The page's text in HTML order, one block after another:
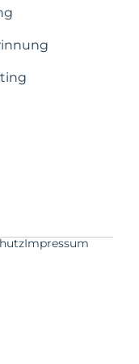
Impressum